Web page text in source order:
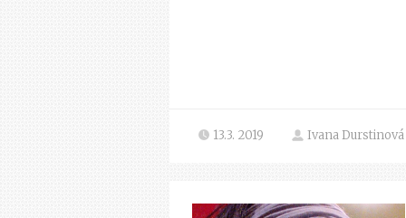
13.3. 2019 Ivana Durstinová